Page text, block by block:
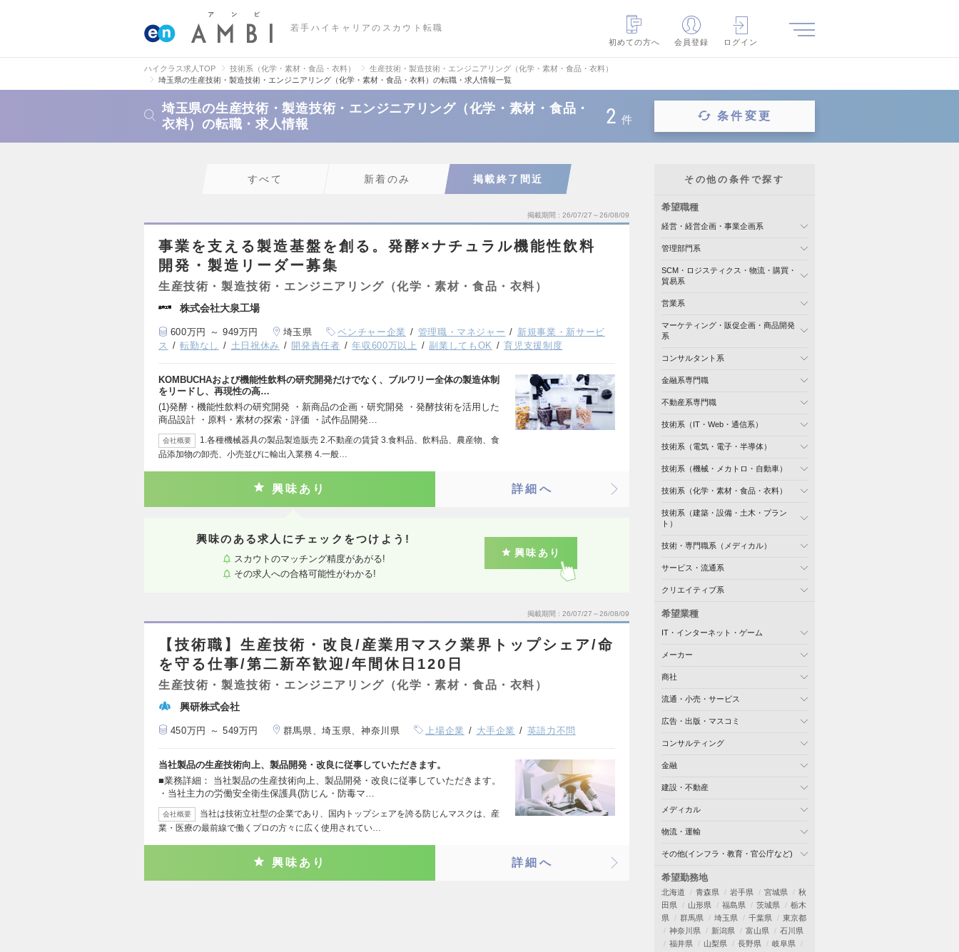
若手ハイキャリアのスカウト転職
初めての方へ
会員登録 ログイン
ハイクラス求人TOP 技術系（化学・素材・食品・衣料）
生産技術・製造技術・エンジニアリング（化学・素材・食品・衣料）
埼玉県の生産技術・製造技術・エンジニアリング（化学・素材・食品・衣料）の転職・求人情報一覧
埼玉県の生産技術・製造技術・エンジニアリング（化学・素材・食品・
衣料）の転職・求人情報
2 件 条件変更
すべて 新着のみ 掲載終了間近
掲載期間 26/07/27～26/08/09
事業を支える製造基盤を創る。発酵×ナチュラル機能性飲料
開発・製造リーダー募集
生産技術・製造技術・エンジニアリング（化学・素材・食品・衣料）
株式会社大泉工場
600万円 ～ 949万円 埼玉県 ベンチャー企業 管理職・マネジャー
新規事業・新サービ
ス
転勤なし 土日祝休み 開発責任者 年収600万以上 副業してもOK 育児支援制度
KOMBUCHAおよび機能性飲料の研究開発だけでなく、ブルワリー全体の製造体制
をリードし、再現性の高…
(1)発酵・機能性飲料の研究開発 ・新商品の企画・研究開発 ・発酵技術を活用した
商品設計 ・原料・素材の探索・評価 ・試作品開発…
会社概要
1.各種機械器具の製品製造販売 2.不動産の賃貸 3.食料品、飲料品、農産物、食
品添加物の卸売、小売並びに輸出入業務 4.一般…
興味あり 詳細へ
興味のある求人にチェックをつけよう!
スカウトのマッチング精度があがる!
その求人への合格可能性がわかる!
興味あり
掲載期間 26/07/27～26/08/09
【技術職】生産技術・改良/産業用マスク業界トップシェア/命
を守る仕事/第二新卒歓迎/年間休日120日
生産技術・製造技術・エンジニアリング（化学・素材・食品・衣料）
興研株式会社
450万円 ～ 549万円 群馬県、埼玉県、神奈川県 上場企業 大手企業 英語力不問
当社製品の生産技術向上、製品開発・改良に従事していただきます。
■業務詳細： 当社製品の生産技術向上、製品開発・改良に従事していただきます。
・当社主力の労働安全衛生保護具(防じん・防毒マ…
会社概要
当社は技術立社型の企業であり、国内トップシェアを誇る防じんマスクは、産
業・医療の最前線で働くプロの方々に広く使用されてい…
興味あり 詳細へ
その他の条件で探す
希望職種
経営・経営企画・事業企画系
管理部門系
SCM・ロジスティクス・物流・購買・
貿易系
営業系
マーケティング・販促企画・商品開発
系
コンサルタント系
金融系専門職
不動産系専門職
技術系（IT・Web・通信系）
技術系（電気・電子・半導体）
技術系（機械・メカトロ・自動車）
技術系（化学・素材・食品・衣料）
技術系（建築・設備・土木・プラン
ト）
技術・専門職系（メディカル）
サービス・流通系
クリエイティブ系
希望業種
IT・インターネット・ゲーム
メーカー
商社
流通・小売・サービス
広告・出版・マスコミ
コンサルティング
金融
建設・不動産
メディカル
物流・運輸
その他(インフラ・教育・官公庁など)
希望勤務地
北海道 青森県 岩手県 宮城県
秋
田県
山形県 福島県 茨城県
栃木
県
群馬県 埼玉県 千葉県
東京都
神奈川県
新潟県 富山県
石川県
福井県
山梨県 長野県
岐阜県